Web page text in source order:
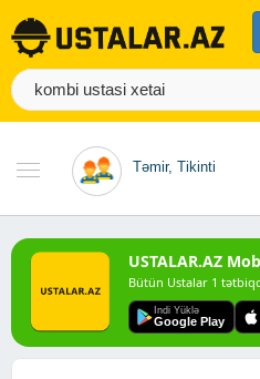
Təmir, Tikinti
USTALAR.AZ
Bütün Ustalar 1
Indi Yüklə
Google Play